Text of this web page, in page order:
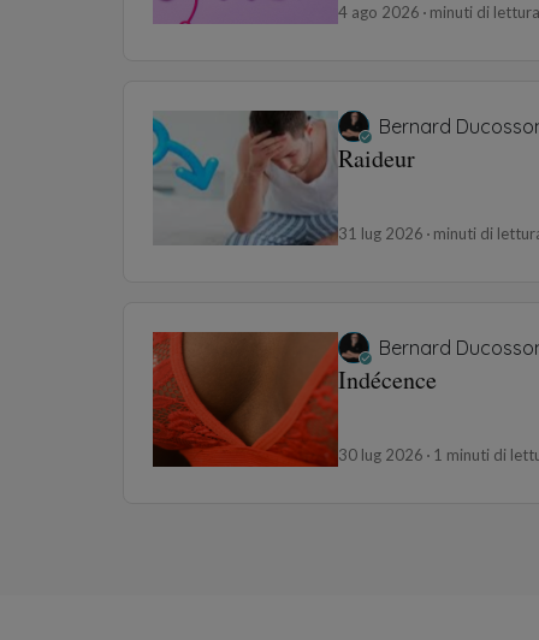
4 ago 2026 minuti di lettura
Bernard
Raideur
31 lug 2026 minuti di
Bernard
Indécence
30 lug 2026 1 minuti di